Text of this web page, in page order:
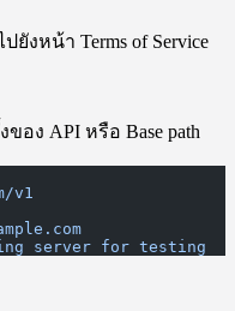
ยังหน้า Terms of Service
อง API หรือ Base path
v1
server for testing